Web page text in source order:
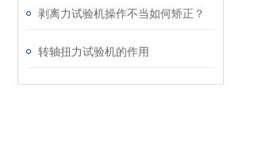
剥离力试验机操作不当如何矫正？
转轴扭力试验机的作用